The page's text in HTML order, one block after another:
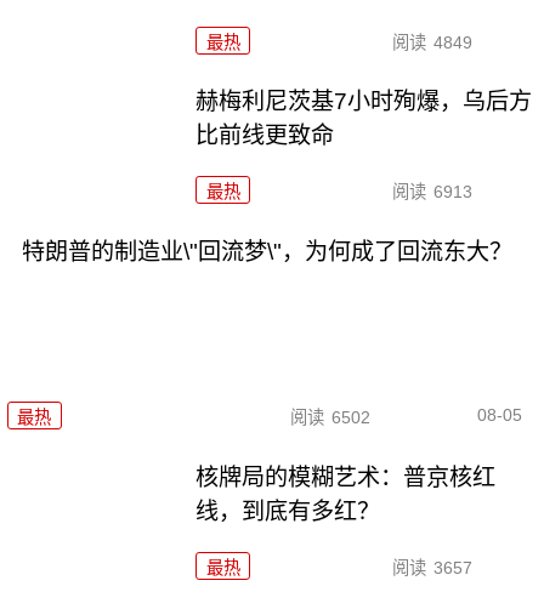
最热 阅读 4849
赫梅利尼茨基7小时殉爆，乌后方
比前线更致命
最热 阅读 6913
特朗普的制造业\"回流梦\"，为何成了回流东大？
最热 阅读 6502 08-05
核牌局的模糊艺术：普京核红
线，到底有多红？
最热 阅读 3657